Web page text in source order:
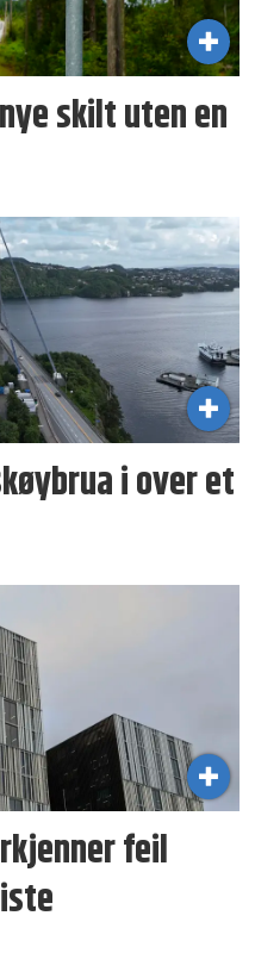
skilt uten en
i over et
feil